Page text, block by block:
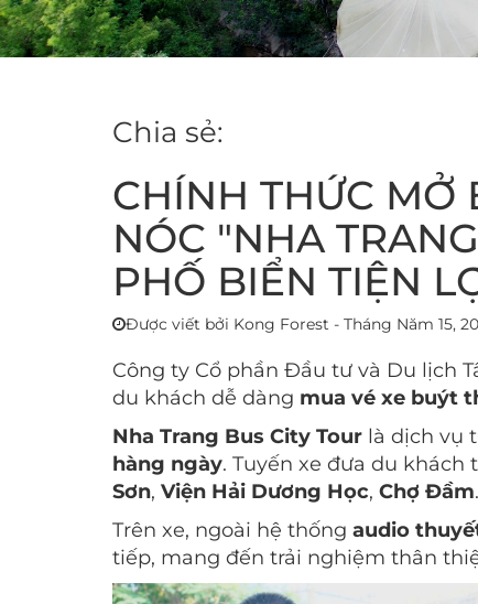
Chia sẻ:
CHÍNH THỨC MỞ
NÓC "NHA
PHỐ BIỂN TIỆN
Được viết bởi Kong Forest - Tháng Năm 15,
Công ty Cổ phần Đầu tư và Du lịch
du khách dễ dàng mua vé xe buýt
Nha Trang Bus City Tour là dịch vụ
hàng ngày. Tuyến xe đưa du
Sơn, Viện Hải Dương Học, Chợ Đầm
Trên xe, ngoài hệ thống audio
tiếp, mang đến trải nghiệm thân